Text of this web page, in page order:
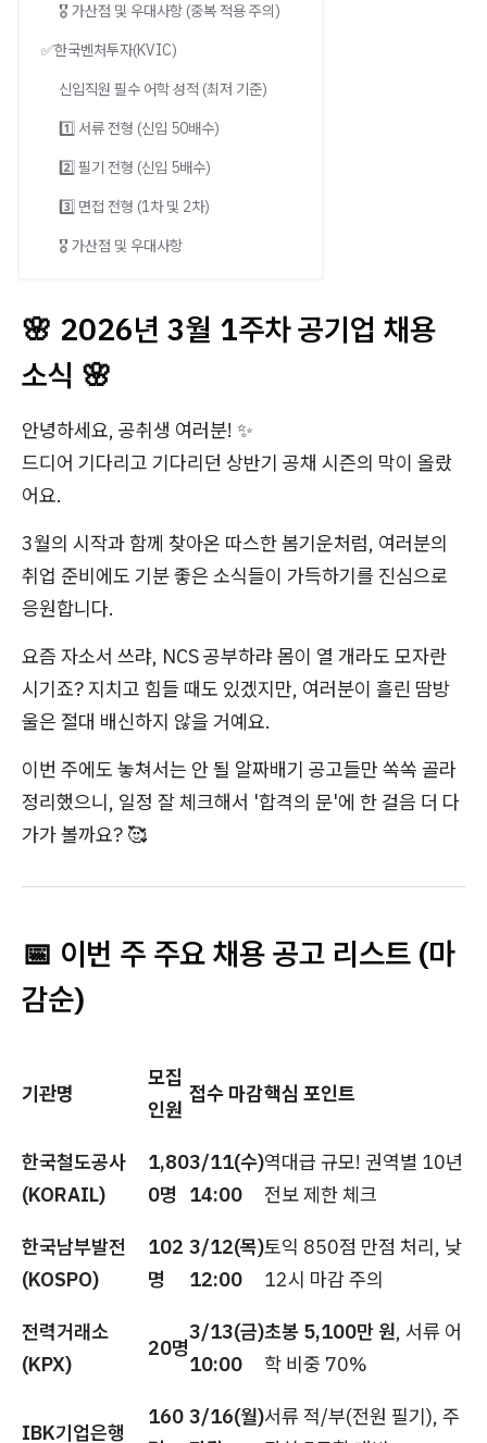
🎖️ 가산점 및 우대사항 (중복 적용 주의)
✅한국벤처투자(KVIC)
신입직원 필수 어학 성적 (최저 기준)
1️⃣ 서류 전형 (신입 50배수)
2️⃣ 필기 전형 (신입 5배수)
3️⃣ 면접 전형 (1차 및 2차)
🎖️ 가산점 및 우대사항
🌸 2026년 3월 1주차 공기업 채용
소식 🌸
안녕하세요, 공취생 여러분! ✨
드디어 기다리고 기다리던 상반기 공채 시즌의 막이 올랐
어요.
3월의 시작과 함께 찾아온 따스한 봄기운처럼, 여러분의
취업 준비에도 기분 좋은 소식들이 가득하기를 진심으로
응원합니다.
요즘 자소서 쓰랴, NCS 공부하랴 몸이 열 개라도 모자란
시기죠? 지치고 힘들 때도 있겠지만, 여러분이 흘린 땀방
울은 절대 배신하지 않을 거예요.
이번 주에도 놓쳐서는 안 될 알짜배기 공고들만 쏙쏙 골라
정리했으니, 일정 잘 체크해서 '합격의 문'에 한 걸음 더 다
가가 볼까요? 🥰
📅 이번 주 주요 채용 공고 리스트 (마
감순)
기관명
모집
인원
접수 마감핵심 포인트
한국철도공사
(KORAIL)
1,80
0명
3/11(수)
14:00
역대급 규모! 권역별 10년
전보 제한 체크
한국남부발전
(KOSPO)
102
명
3/12(목)
12:00
토익 850점 만점 처리, 낮
12시 마감 주의
전력거래소
(KPX)
20명
3/13(금)
10:00
초봉 5,100만 원, 서류 어
학 비중 70%
IBK기업은행
160 3/16(월)서류 적/부(전원 필기), 주